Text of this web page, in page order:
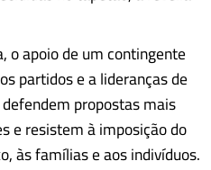
o apoio de um contingente
partidos e a lideranças de
propostas mais
e resistem à imposição do
às famílias e aos indivíduos.